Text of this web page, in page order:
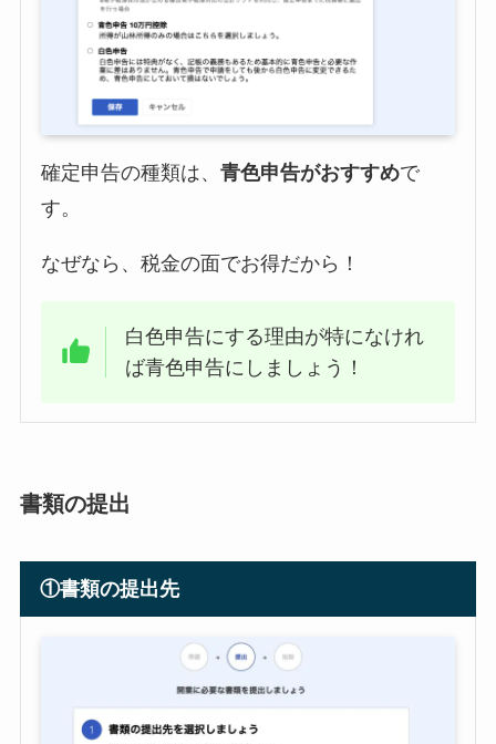
確定申告の種類は、 青色申告がおすすめで
す。
なぜなら、税金の面でお得だから！
白色申告にする理由が特になけれ
ば青色申告にしましょう！
書類の提出
①書類の提出先